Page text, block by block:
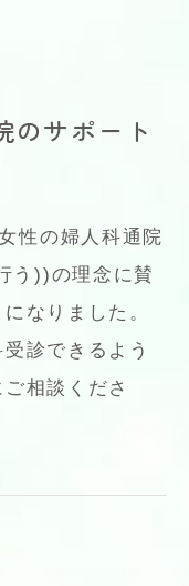
のサポート
性の婦人科通院
う))の理念に賛
なりました。
診できるよう
相談くださ